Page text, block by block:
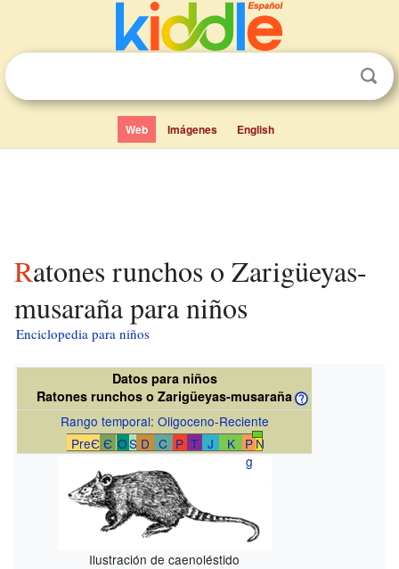
Web Imágenes English
Ratones runchos o Zarigüeyas-
musaraña para niños
Enciclopedia para niños
Datos para niños
Ratones runchos o Zarigüeyas-musaraña
Rango temporal: Oligoceno-Reciente
PreЄ Є OS D C P T J K
P
g
N
Ilustración de caenoléstido